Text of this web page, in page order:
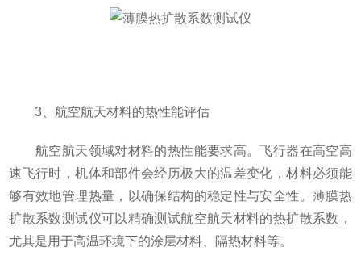
3、航空航天材料的热性能评估
航空航天领域对材料的热性能要求高。飞行器在高空高
速飞行时，机体和部件会经历极大的温差变化，材料必须能
够有效地管理热量，以确保结构的稳定性与安全性。薄膜热
扩散系数测试仪可以精确测试航空航天材料的热扩散系数，
尤其是用于高温环境下的涂层材料、隔热材料等。